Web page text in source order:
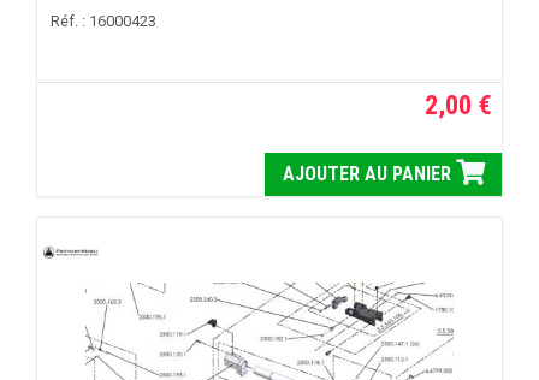
Réf. : 16000423
2,00 €
AJOUTER AU PANIER